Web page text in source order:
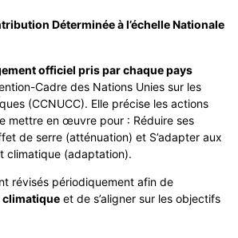
Déterminée à l’échelle Nationale
officiel pris par chaque pays
Cadre des Nations Unies sur les
(CCNUCC). Elle précise les actions
mettre en œuvre pour : Réduire ses
de serre (atténuation) et S’adapter aux
climatique (adaptation).
révisés périodiquement afin de
climatique et de s’aligner sur les objectifs